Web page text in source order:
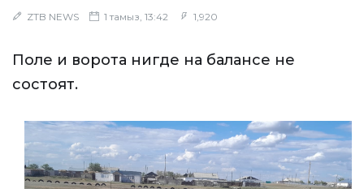
ZTB NEWS 1 тамыз, 13:42 1,920
Поле и ворота нигде на балансе не
состоят.